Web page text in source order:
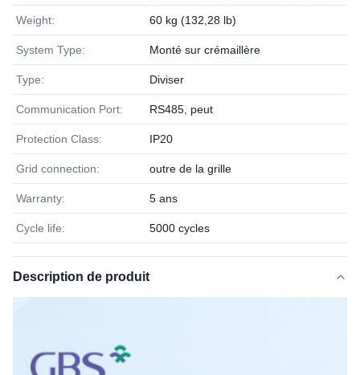
Weight: 60 kg (132,28 lb)
System Type: Monté sur crémaillère
Type: Diviser
Communication Port: RS485, peut
Protection Class: IP20
Grid connection: outre de la grille
Warranty: 5 ans
Cycle life: 5000 cycles
Description de produit